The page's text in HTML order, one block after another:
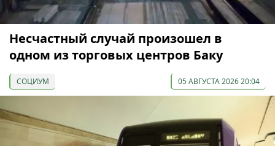
Несчастный случай произошел в
одном из торговых центров Баку
СОЦИУМ 05 АВГУСТА 2026 20:04